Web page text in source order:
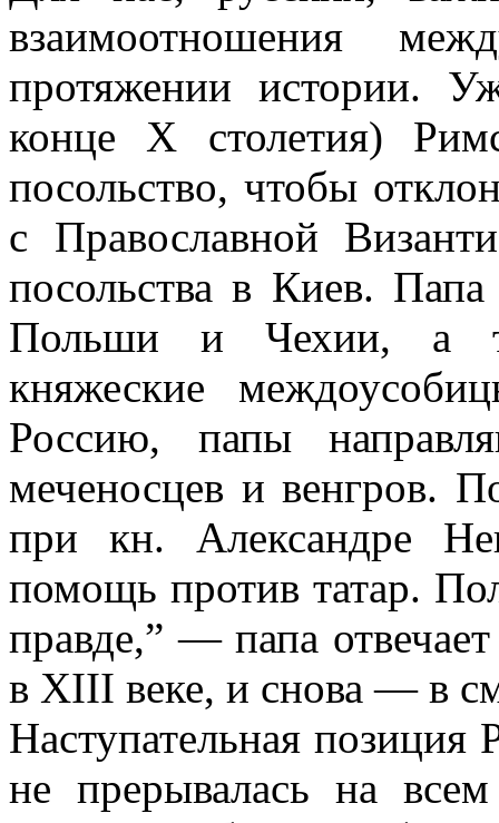
взаимоотношения
протяжении истории.
конце X столетия)
посольство, чтобы
с Православной
посольства в Киев. Папа
Польши и Чехии, а
княжеские
Россию, папы
меченосцев и венгров.
при кн. Александре
помощь против татар.
правде,” — папа
в XIII веке, и снова — в
Наступательная
не прерывалась на